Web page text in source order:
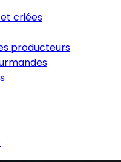
criées
producteurs